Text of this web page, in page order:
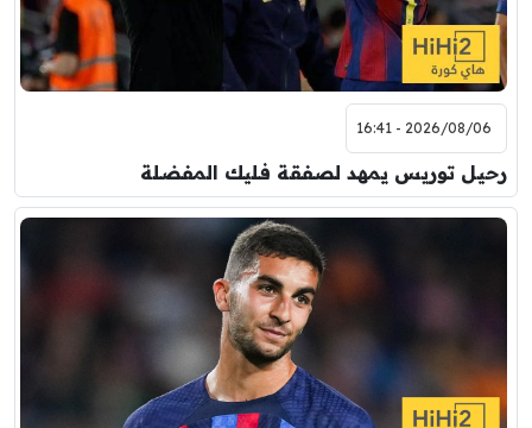
2026/08/06 - 16:41
رحيل توريس يمهد لصفقة فليك المفضلة